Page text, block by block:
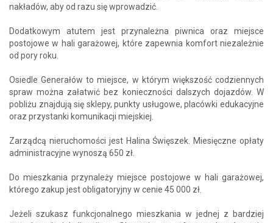
nakładów, aby od razu się wprowadzić.
Dodatkowym atutem jest przynależna piwnica oraz miejsce
postojowe w hali garażowej, które zapewnia komfort niezależnie
od pory roku.
Osiedle Generałów to miejsce, w którym większość codziennych
spraw można załatwić bez konieczności dalszych dojazdów. W
pobliżu znajdują się sklepy, punkty usługowe, placówki edukacyjne
oraz przystanki komunikacji miejskiej.
Zarządcą nieruchomości jest Halina Święszek. Miesięczne opłaty
administracyjne wynoszą 650 zł.
Do mieszkania przynależy miejsce postojowe w hali garażowej,
którego zakup jest obligatoryjny w cenie 45 000 zł.
Jeżeli szukasz funkcjonalnego mieszkania w jednej z bardziej